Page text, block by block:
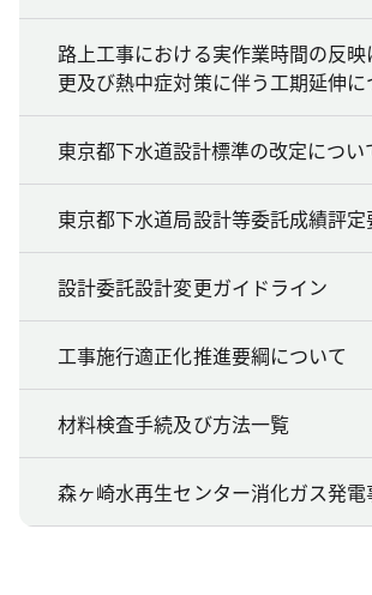
路上工事における実作業時間の反
更及び熱中症対策に伴う工期延伸に
東京都下水道設計標準の改定につい
東京都下水道局設計等委託成績評定
設計委託設計変更ガイドライン
工事施行適正化推進要綱について
材料検査手続及び方法一覧
森ヶ崎水再生センター消化ガス発